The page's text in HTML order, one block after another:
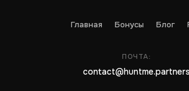
Главная Бонусы Блог
ПОЧТА:
contact@huntme.partners